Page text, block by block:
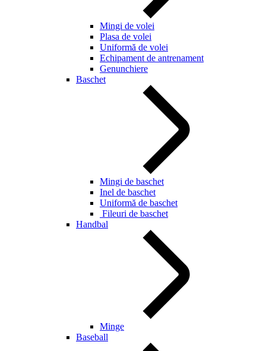
Mingi de volei
Plasa de volei
Uniformă de volei
Echipament de antrenament
Genunchiere
Baschet
Mingi de baschet
Inel de baschet
Uniformă de baschet
Fileuri de baschet
Handbal
Minge
Baseball